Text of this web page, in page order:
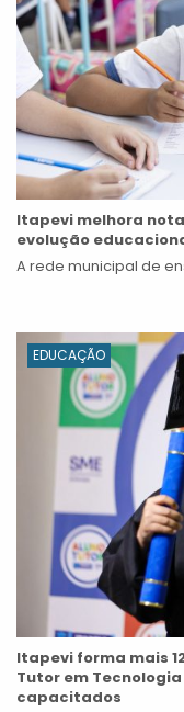
Itapevi melhora nota
evolução
A rede municipal de
EDUCAÇÃO
Itapevi forma mais
Tutor em
capacitados